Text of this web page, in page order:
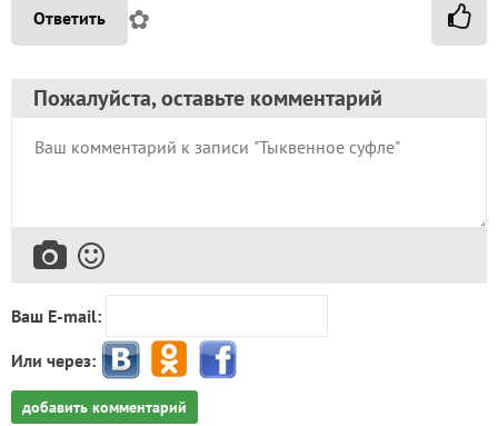
Ответить ✿
Пожалуйста, оставьте комментарий
Ваш E-mail:
Или через:
добавить комментарий